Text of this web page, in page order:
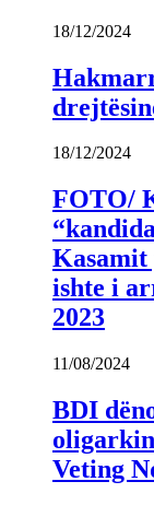
18/12/2024
18/12/2024
FOTO/
ishte i
2023
11/08/2024
BDI
Veting